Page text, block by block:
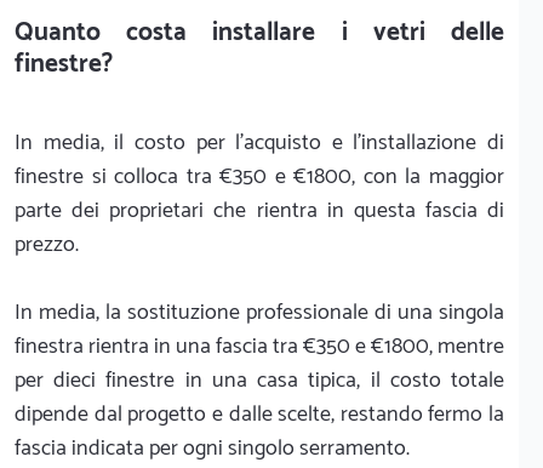
Quanto costa installare i vetri delle
finestre?
In media, il costo per l'acquisto e l'installazione di
finestre si colloca tra €350 e €1800, con la maggior
parte dei proprietari che rientra in questa fascia di
prezzo.
In media, la sostituzione professionale di una singola
finestra rientra in una fascia tra €350 e €1800, mentre
per dieci finestre in una casa tipica, il costo totale
dipende dal progetto e dalle scelte, restando fermo la
fascia indicata per ogni singolo serramento.